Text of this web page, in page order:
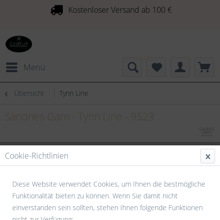
Kostenloser Versand ab 100 €
Menü
Übersicht Tynn Line
Cookie-Richtlinien
Diese Website verwendet Cookies, um Ihnen die bestmögliche
Funktionalität bieten zu können. Wenn Sie damit nicht
einverstanden sein sollten, stehen Ihnen folgende Funktionen